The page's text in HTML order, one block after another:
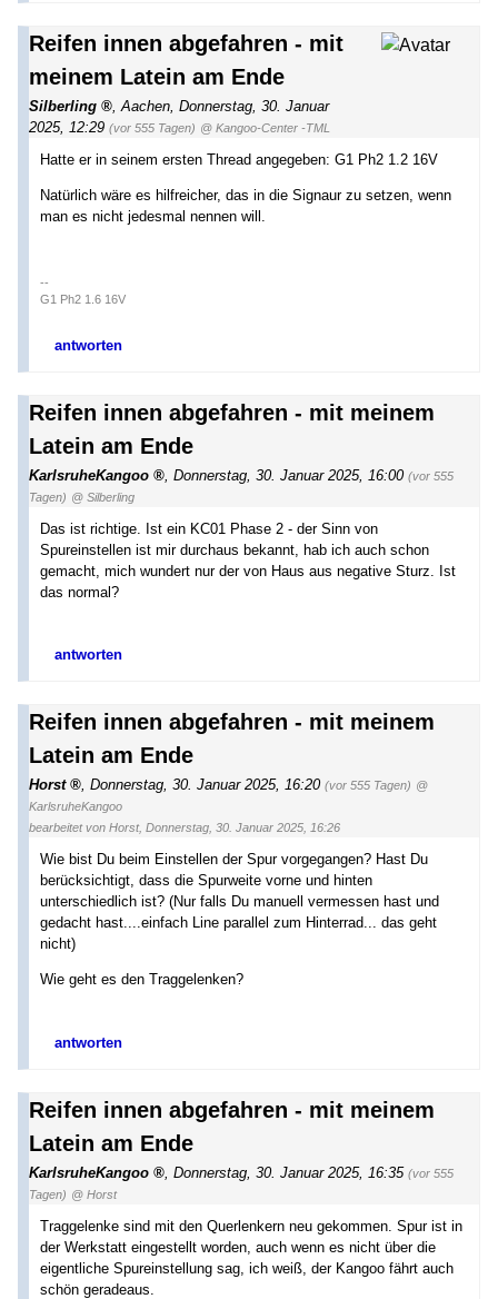
Reifen innen abgefahren - mit
meinem Latein am Ende
Silberling ,Aachen, Donnerstag, 30. Januar
2025, 12:29 (vor 555 Tagen) @ Kangoo-Center -TML
Hatte er in seinem ersten Thread angegeben: G1 Ph2 1.2 16V
Natürlich wäre es hilfreicher, das in die Signaur zu setzen, wenn
man es nicht jedesmal nennen will.
--
G1 Ph2 1.6 16V
antworten
Reifen innen abgefahren - mit meinem
Latein am Ende
KarlsruheKangoo , Donnerstag, 30. Januar 2025, 16:00 (vor 555
Tagen) @ Silberling
Das ist richtige. Ist ein KC01 Phase 2 - der Sinn von
Spureinstellen ist mir durchaus bekannt, hab ich auch schon
gemacht, mich wundert nur der von Haus aus negative Sturz. Ist
das normal?
antworten
Reifen innen abgefahren - mit meinem
Latein am Ende
Horst , Donnerstag, 30. Januar 2025, 16:20 (vor 555 Tagen) @
KarlsruheKangoo
bearbeitet von Horst, Donnerstag, 30. Januar 2025, 16:26
Wie bist Du beim Einstellen der Spur vorgegangen? Hast Du
berücksichtigt, dass die Spurweite vorne und hinten
unterschiedlich ist? (Nur falls Du manuell vermessen hast und
gedacht hast....einfach Line parallel zum Hinterrad... das geht
nicht)
Wie geht es den Traggelenken?
antworten
Reifen innen abgefahren - mit meinem
Latein am Ende
KarlsruheKangoo Donnerstag, 30. Januar 2025, 16:35 (vor 555
Tagen) @ Horst
Traggelenke sind mit den Querlenkern neu gekommen. Spur ist in
der Werkstatt eingestellt worden, auch wenn es nicht über die
eigentliche Spureinstellung sag, ich weiß, der Kangoo fährt auch
schön geradeaus.